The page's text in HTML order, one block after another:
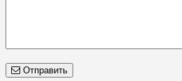
Отправить